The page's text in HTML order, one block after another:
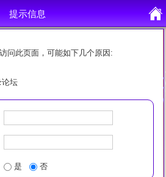
提示信息
问此页面，可能如下几个原因:
论坛
是 否